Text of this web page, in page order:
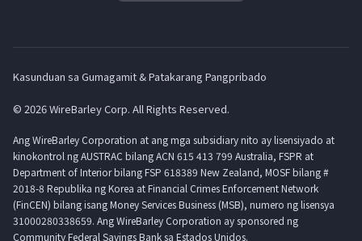
Kasunduan sa Gumagamit & Patakarang Pangpribado
© 2026 WireBarley Corp. All Rights Reserved.
Ang WireBarley Corporation at ang mga subsidiary nito ay lisensiyado at
kinokontrol ng AUSTRAC bilang ACN 615 413 799 Australia, FSPR at
Department of Interior bilang FSP 618389 New Zealand, MOSF bilang #
2018-8 Republika ng Korea at Financial Crimes Enforcement Network
(FinCEN) bilang isang Money Services Business (MSB), numero ng lisensya
31000280338659. Ang WireBarley Corporation ay sponsored ng
Community Federal Savings Bank sa Estados Unidos.